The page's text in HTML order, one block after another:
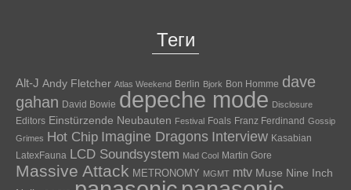
Теги
Alt-J Andy Fletcher Atlas Weekend Berlin Bjork Bon Homme dave
gahan David Bowie depeche mode Disclosure
Editors Einstürzende Neubauten Festival Foals Franz Ferdinand Gossip
Grimes Hot Chip Imagine Dragons Interview Kasabian
LatexFauna LCD Soundsystem Mad Cool Martin Gore
Massive Attack METRONOMY MGMT mtv Muse Nine Inch